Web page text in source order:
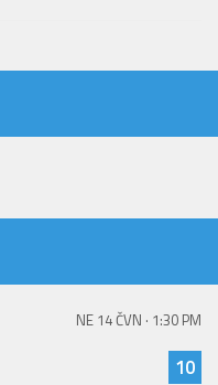
NE 14 ČVN · 1:30 PM
10